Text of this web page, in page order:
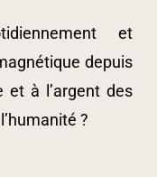
et
depuis
et à l’argent des
?